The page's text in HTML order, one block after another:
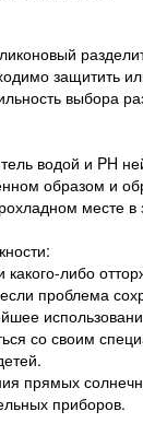
защитить
выбора
водой и PH
образом и
месте в
какого-либо
проблема
со своим
прямых
приборов.